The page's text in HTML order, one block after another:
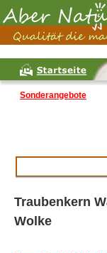
Sonderangebote
Traubenkern
Wolke